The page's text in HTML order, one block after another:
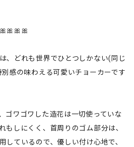
、どれも世界でひとつしかない(同じ
感の味わえる可愛いチョーカーです
ゴワゴワした造花は一切使っていな
もしにくく、首周りのゴム部分は、
しているので、優しい付け心地で、